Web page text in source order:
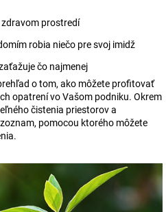
prostredí
robia niečo pre svoj imidž
čo najmenej
o tom, ako môžete profitovať
opatrení vo Vašom podniku. Okrem
čistenia priestorov a
pomocou ktorého môžete